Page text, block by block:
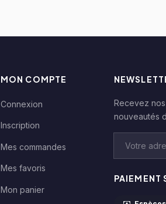
MON COMPTE
Connexion
Inscription
Mes commandes
Mes favoris
Mon panier
Recevez
nouveautés
PAIEMENT